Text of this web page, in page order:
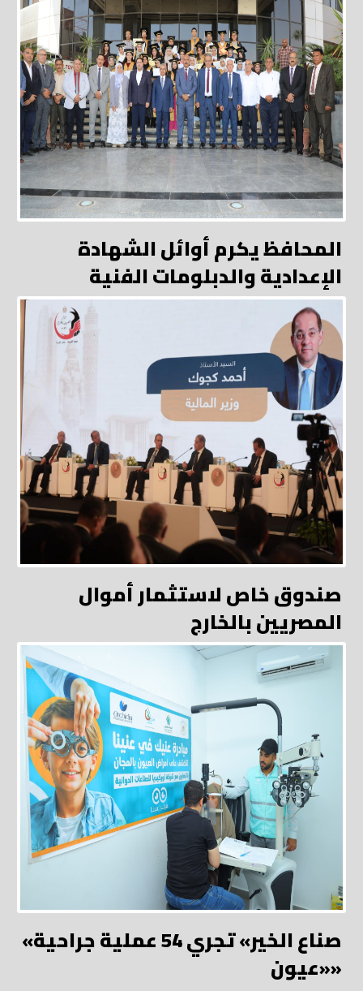
المحافظ يكرم أوائل الشهادة
الإعدادية والدبلومات الفنية
صندوق خاص لاستثمار أموال
المصريين بالخارج
«صناع الخير» تجري 54 عملية جراحية
«عيون»